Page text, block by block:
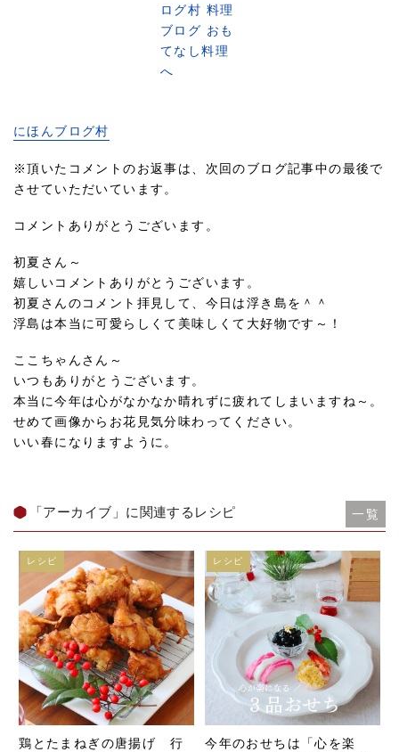
にほんブログ村
※頂いたコメントのお返事は、次回のブログ記事中の最後で
させていただいています。
コメントありがとうございます。
初夏さん～
嬉しいコメントありがとうございます。
初夏さんのコメント拝見して、今日は浮き島を＾＾
浮島は本当に可愛らしくて美味しくて大好物です～！
ここちゃんさん～
いつもありがとうございます。
本当に今年は心がなかなか晴れずに疲れてしまいますね～。
せめて画像からお花見気分味わってください。
いい春になりますように。
「アーカイブ」に関連するレシピ 一覧
鶏とたまねぎの唐揚げ 行
レシピ
今年のおせちは「心を楽
レシピ